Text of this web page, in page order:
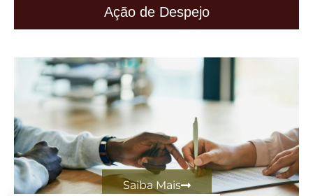
Ação de Despejo
Saiba Mais